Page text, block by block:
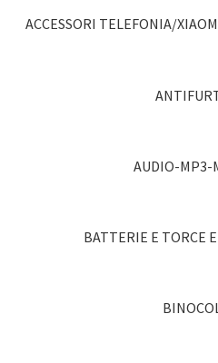
ACCESSORI TELEFONIA/
AUDIO-MP3-
BATTERIE E TORCE